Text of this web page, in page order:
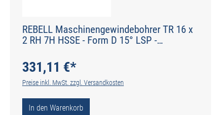
REBELL Maschinengewindebohrer TR 16 x
2 RH 7H HSSE - Form D 15° LSP -
331,11 €*
Preise inkl. MwSt. zzgl. Versandkosten
In den Warenkorb